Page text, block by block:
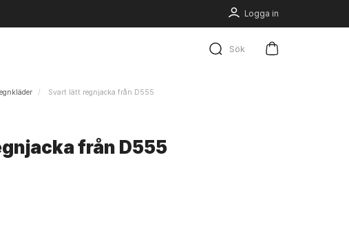
Logga in
Sök
Svart lätt regnjacka från D555
från D555